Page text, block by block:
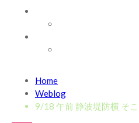
2026/7/28 御前崎方面 よ
年7月28日
Home
Weblog
9/18 午前 静波堤防横 そ